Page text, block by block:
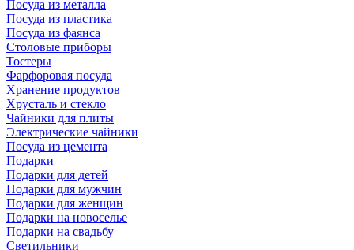
Посуда из металла
Посуда из пластика
Посуда из фаянса
Столовые приборы
Тостеры
Фарфоровая посуда
Хранение продуктов
Хрусталь и стекло
Чайники для плиты
Электрические чайники
Посуда из цемента
Подарки
Подарки для детей
Подарки для мужчин
Подарки для женщин
Подарки на новоселье
Подарки на свадьбу
Светильники